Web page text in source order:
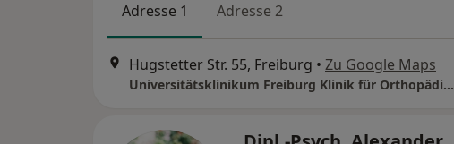
Adresse 1 Adresse 2
Hugstetter Str. 55, Freiburg • Zu Google Maps
Universitätsklinikum Freiburg Klinik für Orthopädie und Unfallchirurgie